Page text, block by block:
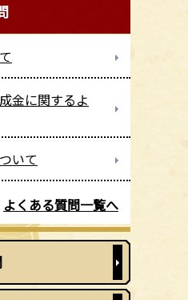
金に関するよ
いて
よくある質問一覧へ